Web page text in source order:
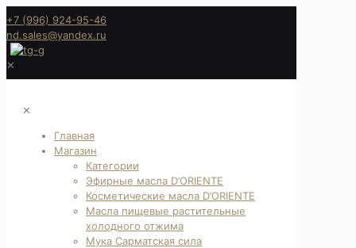
+7 (996) 924-95-46
nd.sales@yandex.ru
✕
✕
Главная
Магазин
Категории
Эфирные масла D’ORIENTE
Косметические масла D’ORIENTE
Масла пищевые растительные
холодного отжима
Мука Сарматская сила